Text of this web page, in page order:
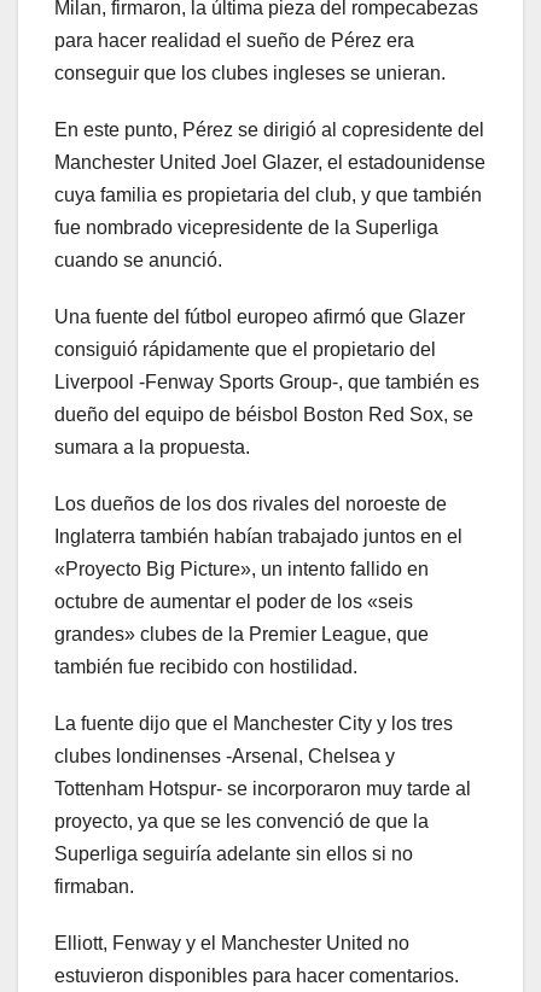
Milan, firmaron, la última pieza del rompecabezas
para hacer realidad el sueño de Pérez era
conseguir que los clubes ingleses se unieran.
En este punto, Pérez se dirigió al copresidente del
Manchester United Joel Glazer, el estadounidense
cuya familia es propietaria del club, y que también
fue nombrado vicepresidente de la Superliga
cuando se anunció.
Una fuente del fútbol europeo afirmó que Glazer
consiguió rápidamente que el propietario del
Liverpool -Fenway Sports Group-, que también es
dueño del equipo de béisbol Boston Red Sox, se
sumara a la propuesta.
Los dueños de los dos rivales del noroeste de
Inglaterra también habían trabajado juntos en el
«Proyecto Big Picture», un intento fallido en
octubre de aumentar el poder de los «seis
grandes» clubes de la Premier League, que
también fue recibido con hostilidad.
La fuente dijo que el Manchester City y los tres
clubes londinenses -Arsenal, Chelsea y
Tottenham Hotspur- se incorporaron muy tarde al
proyecto, ya que se les convenció de que la
Superliga seguiría adelante sin ellos si no
firmaban.
Elliott, Fenway y el Manchester United no
estuvieron disponibles para hacer comentarios.